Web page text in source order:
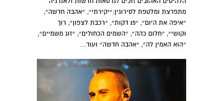
מתפרצת ומלטפת לסירוגין:״יקירתי״, ״אהבה חדשה״,
״איפה את היום״, ״15 דקות״, ״רכבת לצפון״, רוך
וקושי״, ״חלום כהה״, ״השמים הכחולים״, ״זוג משמיים״,
״הוא האמין לה״, ״אהבה חדשה״ ועוד...